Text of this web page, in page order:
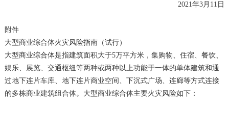
2021年3月11日
附件
大型商业综合体火灾风险指南（试行）
大型商业综合体是指建筑面积大于5万平方米，集购物、住宿、餐饮、
娱乐、展览、交通枢纽等两种或两种以上功能于一体的单体建筑和通
过地下连片车库、地下连片商业空间、下沉式广场、连廊等方式连接
的多栋商业建筑组合体。大型商业综合体主要火灾风险如下：